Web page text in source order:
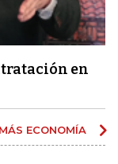
en
MÁS ECONOMÍA